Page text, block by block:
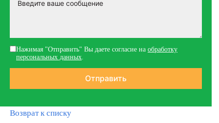
Нажимая "Отправить" Вы даете согласие на обработку
персональных данных
Возврат к списку